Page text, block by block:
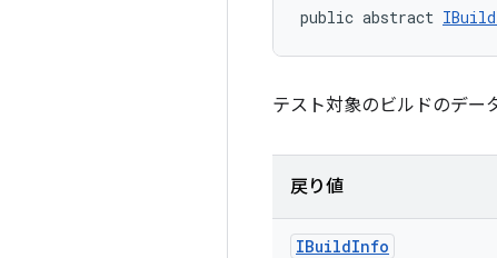
public abstract
テスト対象のビルドのデー
戻り値
IBuildInfo